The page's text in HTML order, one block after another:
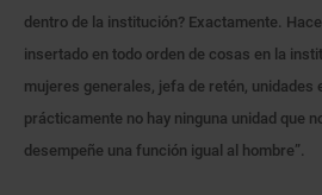
dentro de la institución? Exactamente.
insertado en todo orden de cosas en la
mujeres generales, jefa de retén, unidades
prácticamente no hay ninguna unidad que
desempeñe una función igual al hombre”.